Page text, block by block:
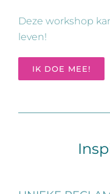
Deze workshop
leven!
IK DOE MEE!